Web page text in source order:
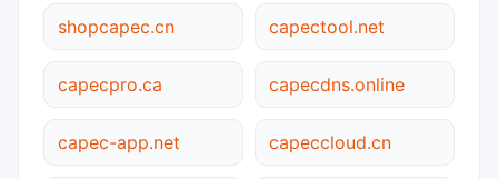
shopcapec.cn capectool.net
capecpro.ca capecdns.online
capec-app.net capeccloud.cn